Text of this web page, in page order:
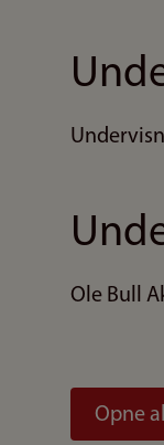
Ole Bull
Opne